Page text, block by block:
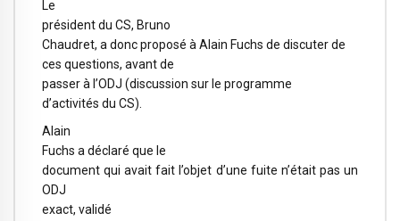
Le
président du CS, Bruno
Chaudret, a donc proposé à Alain Fuchs de discuter de
ces questions, avant de
passer à l’ODJ (discussion sur le programme
d’activités du CS).
Alain
Fuchs a déclaré que le
document qui avait fait l’objet d’une fuite n’était pas un
ODJ
exact, validé